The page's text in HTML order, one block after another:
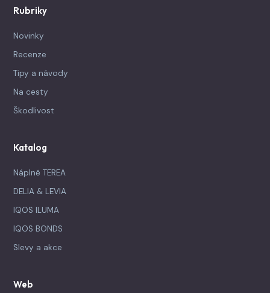
Rubriky
Novinky
Recenze
Tipy a návody
Na cesty
Škodlivost
Katalog
Náplně TEREA
DELIA & LEVIA
IQOS ILUMA
IQOS BONDS
Slevy a akce
Web